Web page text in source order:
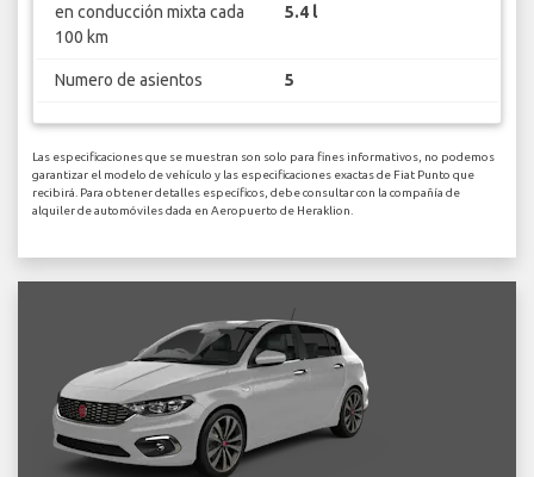
en conducción mixta cada
100 km
5.4 l
Numero de asientos 5
Las especificaciones que se muestran son solo para fines informativos, no podemos
garantizar el modelo de vehículo y las especificaciones exactas de Fiat Punto que
recibirá. Para obtener detalles específicos, debe consultar con la compañía de
alquiler de automóviles dada en Aeropuerto de Heraklion.